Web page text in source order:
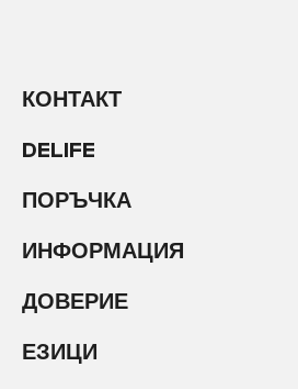
КОНТАКТ
DELIFE
ПОРЪЧКА
ИНФОРМАЦИЯ
ДОВЕРИЕ
ЕЗИЦИ